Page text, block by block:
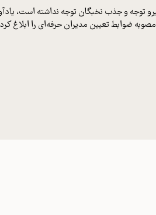
توجه و جذب نخبگان توجه نداشته است،
ضوابط تعیین مدیران حرفه‌ای را ابلاغ